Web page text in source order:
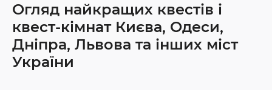
Огляд найкращих квестів і
квест-кімнат Києва, Одеси,
Дніпра, Львова та інших міст
України